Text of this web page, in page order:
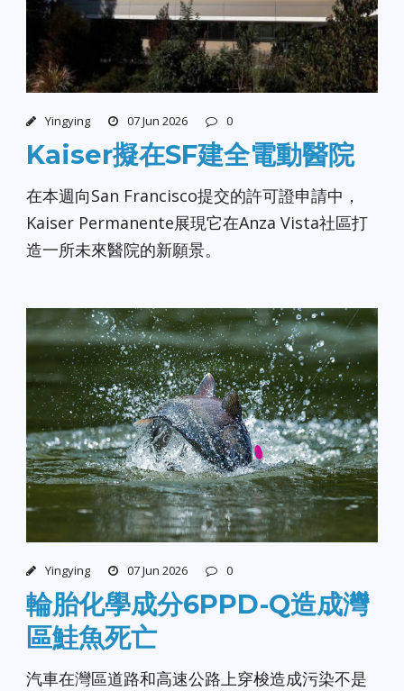
Yingying 07 Jun 2026 0
Kaiser擬在SF建全電動醫院
在本週向San Francisco提交的許可證申請中，
Kaiser Permanente展現它在Anza Vista社區打
造一所未來醫院的新願景。
Yingying 07 Jun 2026 0
輪胎化學成分6PPD-Q造成灣
區鮭魚死亡
汽車在灣區道路和高速公路上穿梭造成污染不是